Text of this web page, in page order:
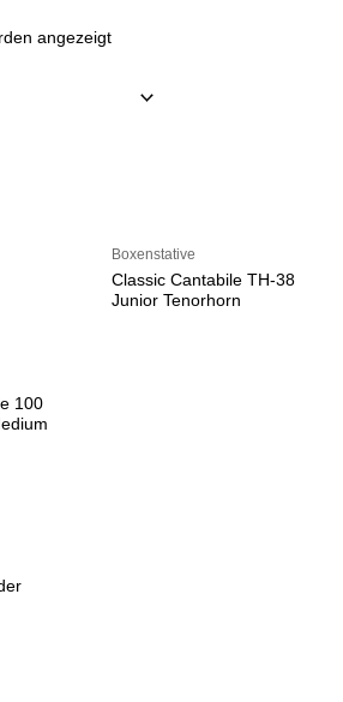
angezeigt
100
Boxenstative
Classic Cantabile TH-38
Junior Tenorhorn